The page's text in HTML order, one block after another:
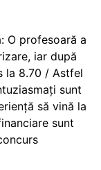
O profesoară a
iar după
la 8.70 / Astfel
sunt
să vină la
sunt